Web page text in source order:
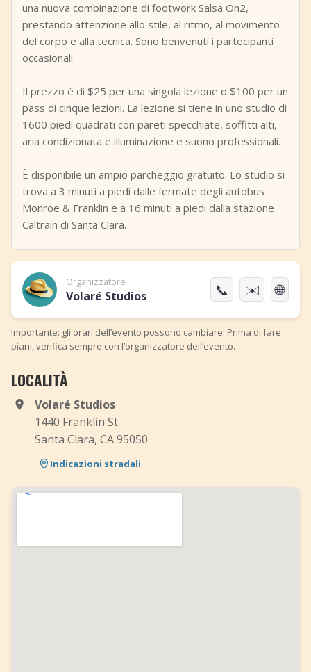
una nuova combinazione di footwork Salsa On2,
prestando attenzione allo stile, al ritmo, al movimento
del corpo e alla tecnica. Sono benvenuti i partecipanti
occasionali.
Il prezzo è di $25 per una singola lezione o $100 per un
pass di cinque lezioni. La lezione si tiene in uno studio di
1600 piedi quadrati con pareti specchiate, soffitti alti,
aria condizionata e illuminazione e suono professionali.
È disponibile un ampio parcheggio gratuito. Lo studio si
trova a 3 minuti a piedi dalle fermate degli autobus
Monroe & Franklin e a 16 minuti a piedi dalla stazione
Caltrain di Santa Clara.
Organizzatore
Volaré Studios 📞 ✉️ 🌐
Importante: gli orari dell’evento possono cambiare. Prima di fare
piani, verifica sempre con l’organizzatore dell’evento.
LOCALITÀ
Volaré Studios
1440 Franklin St
Santa Clara, CA 95050
Indicazioni stradali